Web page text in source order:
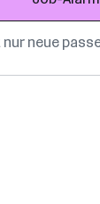
neue